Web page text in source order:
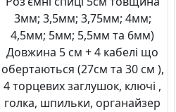
3мм; 3,5мм; 3,75мм; 4мм;
4,5мм; 5мм; 5,5мм та 6мм)
Довжина 5 см + 4 кабелі що
обертаються (27см та 30 см ),
4 торцевих заглушок, ключі ,
голка, шпильки, органайзер